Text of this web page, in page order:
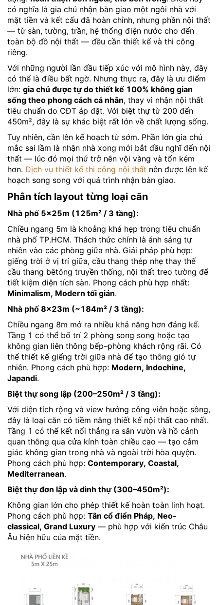
có nghĩa là gia chủ nhận bàn giao một ngôi nhà với
mặt tiền và kết cấu đã hoàn chỉnh, nhưng phần nội thất
— từ sàn, tường, trần, hệ thống điện nước cho đến
toàn bộ đồ nội thất — đều cần thiết kế và thi công
riêng.
Với những người lần đầu tiếp xúc với mô hình này, đây
có thể là điều bất ngờ. Nhưng thực ra, đây là ưu điểm
lớn: gia chủ được tự do thiết kế 100% không gian
sống theo phong cách cá nhân, thay vì nhận nội thất
tiêu chuẩn do CĐT áp đặt. Với biệt thự từ 200 đến
450m², đây là sự khác biệt rất lớn về chất lượng sống.
Tuy nhiên, cần lên kế hoạch từ sớm. Phần lớn gia chủ
mắc sai lầm là nhận nhà xong mới bắt đầu nghĩ đến nội
thất — lúc đó mọi thứ trở nên vội vàng và tốn kém
hơn. Dịch vụ thiết kế thi công nội thất nên được lên kế
hoạch song song với quá trình nhận bàn giao.
Phân tích layout từng loại căn
Nhà phố 5×25m (125m² / 3 tầng):
Chiều ngang 5m là khoảng khá hẹp trong tiêu chuẩn
nhà phố TP.HCM. Thách thức chính là ánh sáng tự
nhiên vào các phòng giữa nhà. Giải pháp phù hợp:
giếng trời ở vị trí giữa, cầu thang thép nhẹ thay thế
cầu thang bêtông truyền thống, nội thất treo tường để
tiết kiệm diện tích sàn. Phong cách phù hợp nhất:
Minimalism, Modern tối giản.
Nhà phố 8×23m (~184m² / 3 tầng):
Chiều ngang 8m mở ra nhiều khả năng hơn đáng kể.
Tầng 1 có thể bố trí 2 phòng song song hoặc tạo
không gian liên thông bếp–phòng khách rộng rãi. Có
thể thiết kế giếng trời giữa nhà để tạo thông gió tự
nhiên. Phong cách phù hợp: Modern, Indochine,
Japandi.
Biệt thự song lập (200–250m² / 3 tầng):
Với diện tích rộng và view hướng công viên hoặc sông,
đây là loại căn có tiềm năng thiết kế nội thất cao nhất.
Tầng 1 có thể kết nối thẳng ra sân vườn và hồ cảnh
quan thông qua cửa kính toàn chiều cao — tạo cảm
giác không gian trong nhà và ngoài trời hòa quyện.
Phong cách phù hợp: Contemporary, Coastal,
Mediterranean.
Biệt thự đơn lập và dinh thự (300–450m²):
Không gian lớn cho phép thiết kế hoàn toàn linh hoạt.
Phong cách phù hợp: Tân cổ điển Pháp, Neo-
classical, Grand Luxury — phù hợp với kiến trúc Châu
Âu hiện hữu của mặt tiền.